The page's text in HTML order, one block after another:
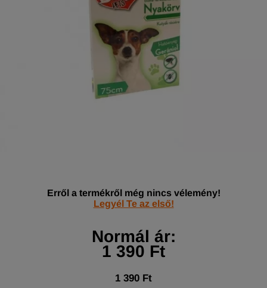
Erről a termékről még nincs vélemény!
Legyél Te az első!
Normál ár:
1 390 Ft
1 390 Ft